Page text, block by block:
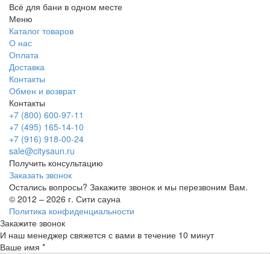
Всё для бани в одном месте
Меню
Каталог товаров
О нас
Оплата
Доставка
Контакты
Обмен и возврат
Контакты
+7 (800) 600-97-11
+7 (495) 165-14-10
+7 (916) 918-00-24
sale@citysaun.ru
Получить консультацию
Заказать звонок
Остались вопросы? Закажите звонок и мы перезвоним Вам.
© 2012 – 2026 г. Сити сауна
Политика конфиденциальности
Закажите звонок
И наш менеджер свяжется с вами в течение 10 минут
Ваше имя *